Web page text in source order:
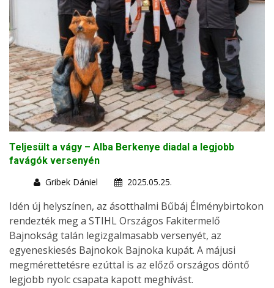
Teljesült a vágy – Alba Berkenye diadal a legjobb
favágók versenyén
Gribek Dániel
2025.05.25.
Idén új helyszínen, az ásotthalmi Bűbáj Élménybirtokon
rendezték meg a STIHL Országos Fakitermelő
Bajnokság talán legizgalmasabb versenyét, az
egyeneskiesés Bajnokok Bajnoka kupát. A májusi
megmérettetésre ezúttal is az előző országos döntő
legjobb nyolc csapata kapott meghívást.